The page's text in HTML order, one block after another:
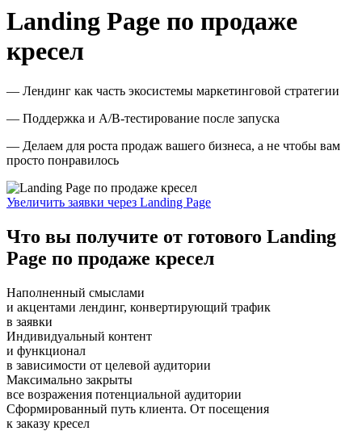
Landing Page по продаже
кресел
— Лендинг как часть экосистемы маркетинговой стратегии
— Поддержка и A/B-тестирование после запуска
— Делаем для роста продаж вашего бизнеса, а не чтобы вам
просто понравилось
Увеличить заявки через Landing Page
Что вы получите от готового Landing
Page по продаже кресел
Наполненный смыслами
и акцентами лендинг, конвертирующий трафик
в заявки
Индивидуальный контент
и функционал
в зависимости от целевой аудитории
Максимально закрыты
все возражения потенциальной аудитории
Сформированный путь клиента. От посещения
к заказу кресел